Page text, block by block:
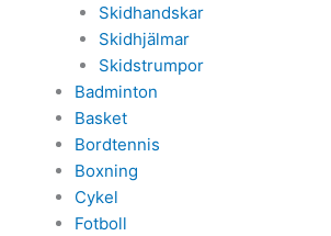
Skidhandskar
Skidhjälmar
Skidstrumpor
Badminton
Basket
Bordtennis
Boxning
Cykel
Fotboll